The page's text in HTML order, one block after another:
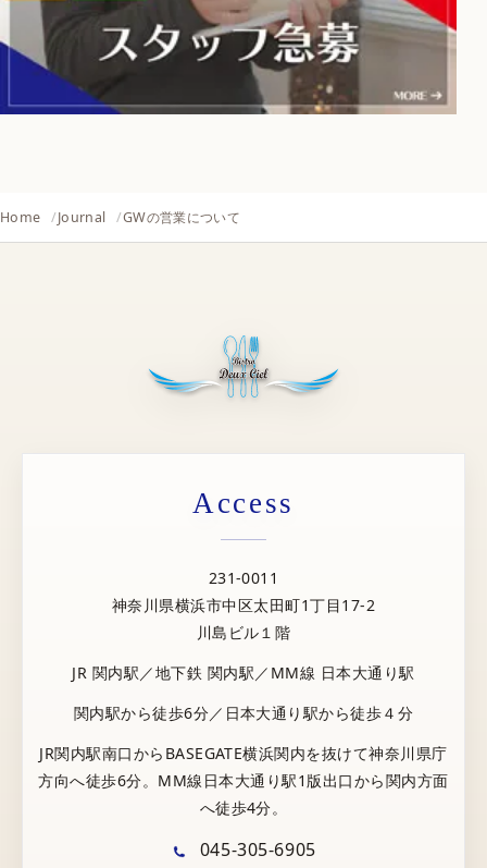
Home Journal GWの営業について
Access
231-0011
神奈川県横浜市中区太田町1丁目17-2
川島ビル１階
JR 関内駅／地下鉄 関内駅／MM線 日本大通り駅
関内駅から徒歩6分／日本大通り駅から徒歩４分
JR関内駅南口からBASEGATE横浜関内を抜けて神奈川県庁
方向へ徒歩6分。MM線日本大通り駅1版出口から関内方面
へ徒歩4分。
045-305-6905